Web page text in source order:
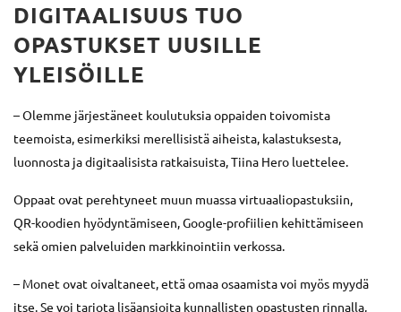
DIGITAALISUUS TUO
OPASTUKSET UUSILLE
YLEISÖILLE
– Olemme järjestäneet koulutuksia oppaiden toivomista
teemoista, esimerkiksi merellisistä aiheista, kalastuksesta,
luonnosta ja digitaalisista ratkaisuista, Tiina Hero luettelee.
Oppaat ovat perehtyneet muun muassa virtuaaliopastuksiin,
QR-koodien hyödyntämiseen, Google-profiilien kehittämiseen
sekä omien palveluiden markkinointiin verkossa.
– Monet ovat oivaltaneet, että omaa osaamista voi myös myydä
itse. Se voi tarjota lisäansioita kunnallisten opastusten rinnalla,